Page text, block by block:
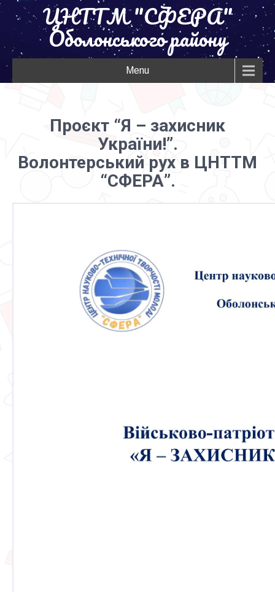
ЦНТТМ "СФЕРА"
Оболонського району
Menu
Проєкт “Я – захисник
України!”.
Волонтерський рух в ЦНТТМ
“СФЕРА”.